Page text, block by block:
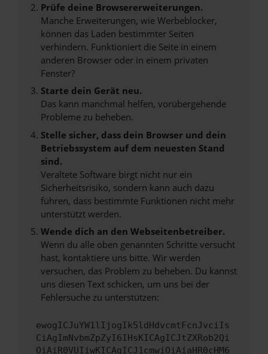
Prüfe deine Browsererweiterungen.
Manche Erweiterungen, wie Werbeblocker,
können das Laden bestimmter Seiten
verhindern. Funktioniert die Seite in einem
anderen Browser oder in einem privaten
Fenster?
Starte dein Gerät neu.
Das kann manchmal helfen, vorübergehende
Probleme zu beheben.
Stelle sicher, dass dein Browser und dein
Betriebssystem auf dem neuesten Stand
sind.
Veraltete Software birgt nicht nur ein
Sicherheitsrisiko, sondern kann auch dazu
führen, dass bestimmte Funktionen nicht mehr
unterstützt werden.
Wende dich an den Webseitenbetreiber.
Wenn du alle oben genannten Schritte versucht
hast, kontaktiere uns bitte. Wir werden
versuchen, das Problem zu beheben. Du kannst
uns diesen Text schicken, um uns bei der
Fehlersuche zu unterstützen:
ewogICJuYW1lIjogIk5ldHdvcmtFcnJvciIs
CiAgImNvbmZpZyI6IHsKICAgICJtZXRob2Qi
OiAiR0VUIiwKICAgICJ1cmwiOiAiaHR0cHM6